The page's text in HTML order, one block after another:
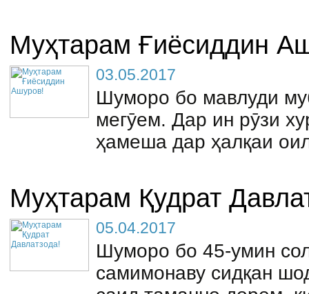
Муҳтарам Ғиёсиддин
03.05.2017
Шуморо бо мавлуди
мегӯем. Дар ин рӯзи
ҳамеша дар ҳалқаи
Муҳтарам Қудрат
05.04.2017
Шуморо бо 45-умин
самимонаву сидқан